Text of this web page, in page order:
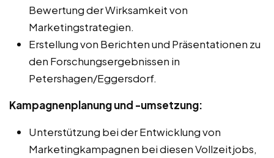
Bewertung der Wirksamkeit von
Marketingstrategien.
Erstellung von Berichten und Präsentationen zu
den Forschungsergebnissen in
Petershagen/Eggersdorf.
Kampagnenplanung und -umsetzung:
Unterstützung bei der Entwicklung von
Marketingkampagnen bei diesen Vollzeitjobs,